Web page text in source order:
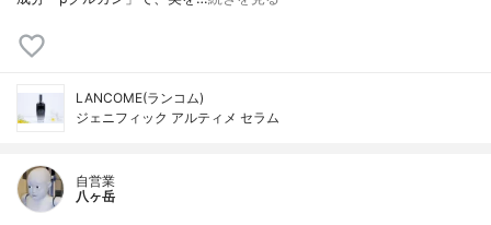
LANCOME(ランコム)
ジェニフィック アルティメ セラム
自営業
八ヶ岳